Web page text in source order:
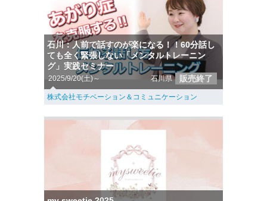
石川：人前で話すのが楽になる！！60分話し
ても全く緊張しない「メンタルトレーニン
グ」実践セミナー
2025/9/20(土)～ 石川県 販売終了
株式会社モチベーション＆コミュニケーション